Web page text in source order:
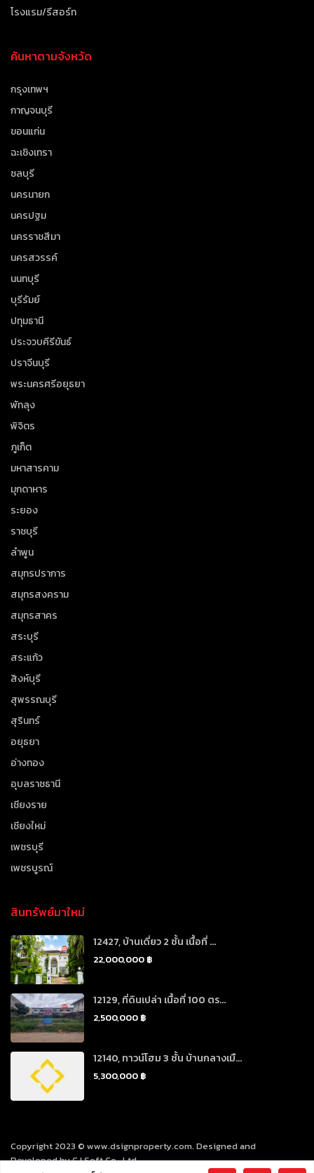
โรงแรม/รีสอร์ท
ค้นหาตามจังหวัด
กรุงเทพฯ
กาญจนบุรี
ขอนแก่น
ฉะเชิงเทรา
ชลบุรี
นครนายก
นครปฐม
นครราชสีมา
นครสวรรค์
นนทบุรี
บุรีรัมย์
ปทุมธานี
ประจวบคีรีขันธ์
ปราจีนบุรี
พระนครศรีอยุธยา
พัทลุง
พิจิตร
ภูเก็ต
มหาสารคาม
มุกดาหาร
ระยอง
ราชบุรี
ลำพูน
สมุทรปราการ
สมุทรสงคราม
สมุทรสาคร
สระบุรี
สระแก้ว
สิงห์บุรี
สุพรรณบุรี
สุรินทร์
อยุธยา
อ่างทอง
อุบลราชธานี
เชียงราย
เชียงใหม่
เพชรบุรี
เพชรบูรณ์
สินทรัพย์มาใหม่
12427, บ้านเดี่ยว 2 ชั้น เนื้อที่ ...
22,000,000 ฿
12129, ที่ดินเปล่า เนื้อที่ 100 ตร...
2,500,000 ฿
12140, ทาวน์โฮม 3 ชั้น บ้านกลางเมื...
5,300,000 ฿
Copyright 2023 © www.dsignproperty.com. Designed and
Developed by CJ Soft Co., Ltd.